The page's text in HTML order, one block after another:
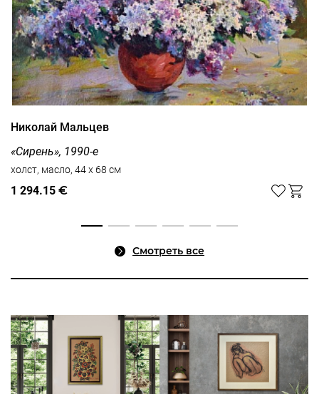
Николай Мальцев
«Сирень», 1990-е
холст, масло, 44 x 68 см
1 294.15 €
Смотреть все